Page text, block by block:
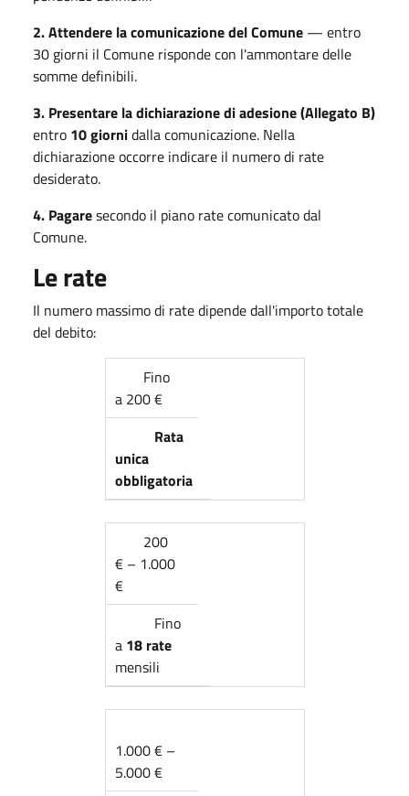
2. Attendere la comunicazione del Comune — entro
30 giorni il Comune risponde con l'ammontare delle
somme definibili.
3. Presentare la dichiarazione di adesione (Allegato B)
entro 10 giornidalla comunicazione. Nella
dichiarazione occorre indicare il numero di rate
desiderato.
4. Pagaresecondo il piano rate comunicato dal
Comune.
Le rate
Il numero massimo di rate dipende dall'importo totale
del debito:
Fino
a 200 €
Rata
unica
obbligatoria
200
€ – 1.000
€
Fino
a 18 rate
mensili
1.000 € –
5.000 €